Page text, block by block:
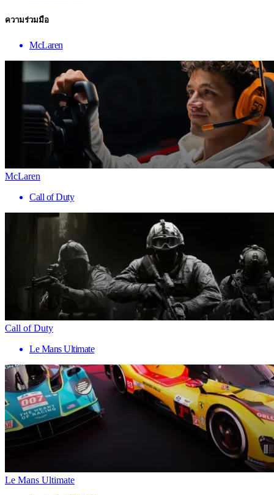
ความร่วมมือ
McLaren
McLaren
Call of Duty
Call of Duty
Le Mans Ultimate
Le Mans Ultimate